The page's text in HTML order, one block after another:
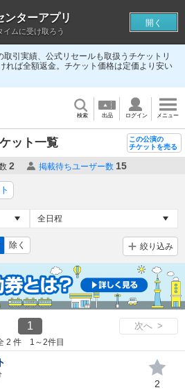
引実績、公式リセールも取扱うチケットリ
れば全額返金。チケット価格は定価より安い
検索 出品 ログイン メニュー
ット一覧
この公演の
チケットを売る
2 掲載待ちユーザー数 15
除く 絞り込み
1 次へ >
2 件 1～2件目
2
ターアプリ
ムに受け取ろう
開く